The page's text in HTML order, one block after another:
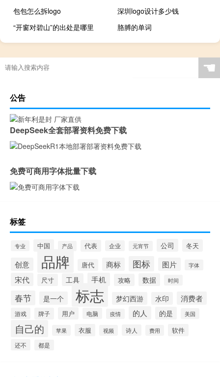
包包怎么拆logo
深圳logo设计多少钱
“开窗对碧山”的出处是哪里
胳膊的单词
☚
公告
DeepSeek全套部署资料免费下载
免费可商用字体批量下载
标签
专业 中国 产品 代表 企业 元宵节 公司 冬天
创意 品牌 唐代 商标 图标 图片 字体
宋代 尺寸 工具 手机 攻略 数据 时间
春节 是一个 标志 梦幻西游 水印 消费者
游戏 牌子 用户 电脑 疫情 的人 的是 美国
自己的 苹果 衣服 视频 诗人 费用 软件
还不 都是